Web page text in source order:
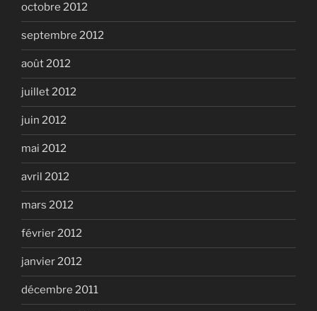
octobre 2012
septembre 2012
août 2012
juillet 2012
juin 2012
mai 2012
avril 2012
mars 2012
février 2012
janvier 2012
décembre 2011